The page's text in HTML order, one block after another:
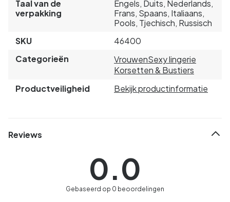
Taal van de
verpakking
Engels, Duits, Nederlands,
Frans, Spaans, Italiaans,
Pools, Tjechisch, Russisch
SKU
46400
Categorieën
VrouwenSexy lingerie
Korsetten & Bustiers
Productveiligheid
Bekijk productinformatie
Reviews
0.0
Gebaseerd op 0 beoordelingen